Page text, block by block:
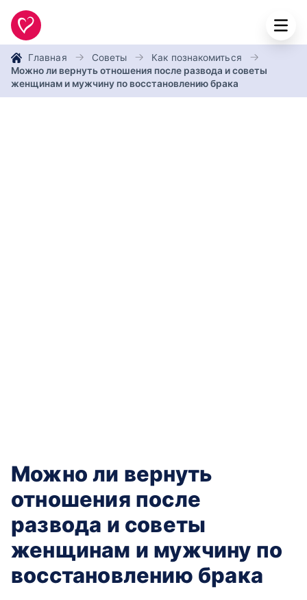
Главная Советы
Как познакомиться
Можно ли вернуть отношения после развода и советы
женщинам и мужчину по восстановлению брака
Можно ли вернуть
отношения после
развода и советы
женщинам и мужчину по
восстановлению брака